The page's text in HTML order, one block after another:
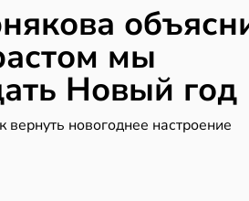
мы
Новый год
новогоднее настроение